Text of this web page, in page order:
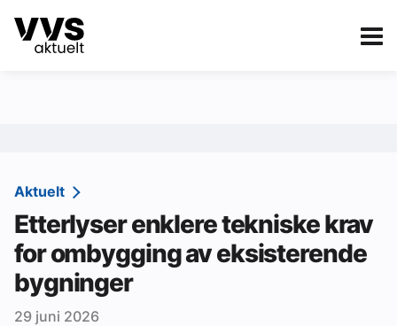
Kategorier
Sanitær
Ventilasjon
Varme og energi
Byggautomasjon
Aktuelt
Etterlyser enklere tekniske krav
for ombygging av eksisterende
bygninger
29 juni 2026